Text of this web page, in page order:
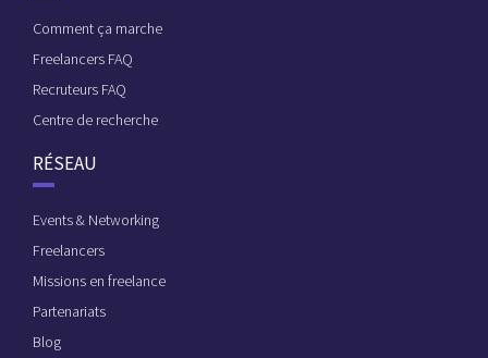
Comment ça marche
Freelancers FAQ
Recruteurs FAQ
Centre de recherche
RÉSEAU
Events & Networking
Freelancers
Missions en freelance
Partenariats
Blog